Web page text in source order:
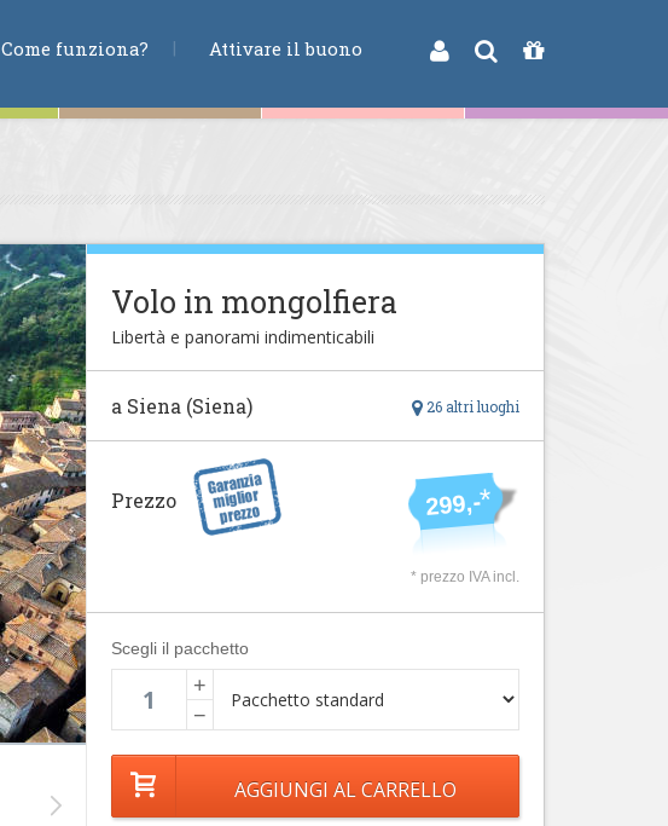
Come funziona? Attivare il buono
Volo in mongolfiera
Libertà e panorami indimenticabili
26 altri luoghi
a Siena (Siena)
299,-*
Prezzo
* prezzo IVA incl.
Scegli il pacchetto
+
−